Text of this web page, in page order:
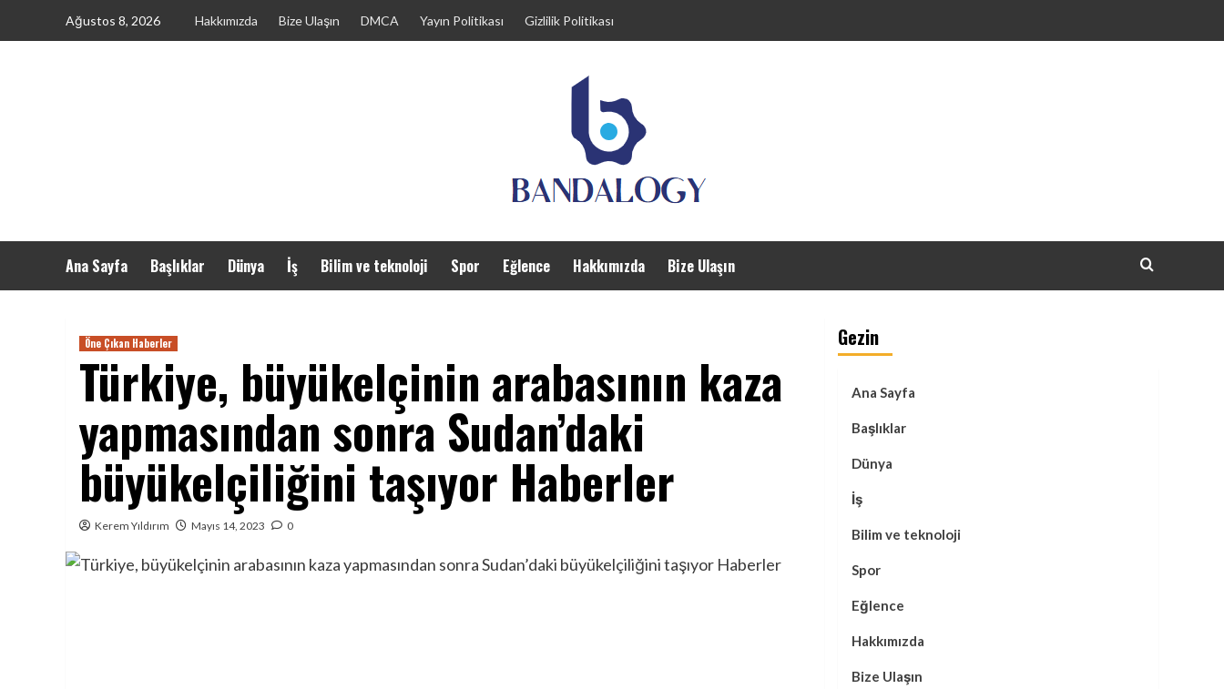
Ağustos 8, 2026 Hakkımızda Bize Ulaşın DMCA Yayın Politikası Gizlilik Politikası
Ana Sayfa Başlıklar Dünya İş Bilim ve teknoloji Spor Eğlence Hakkımızda Bize Ulaşın
Öne Çıkan Haberler
Türkiye, büyükelçinin arabasının kaza
yapmasından sonra Sudan’daki
büyükelçiliğini taşıyor Haberler
Kerem Yıldırım Mayıs 14, 2023 0
Gezin
Ana Sayfa
Başlıklar
Dünya
İş
Bilim ve teknoloji
Spor
Eğlence
Hakkımızda
Bize Ulaşın